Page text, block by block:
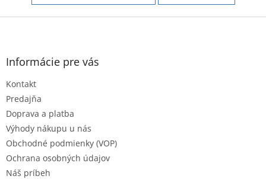
Z
Informácie pre vás
Kontakt
Predajňa
Doprava a platba
Výhody nákupu u nás
Obchodné podmienky (VOP)
Ochrana osobných údajov
Náš príbeh